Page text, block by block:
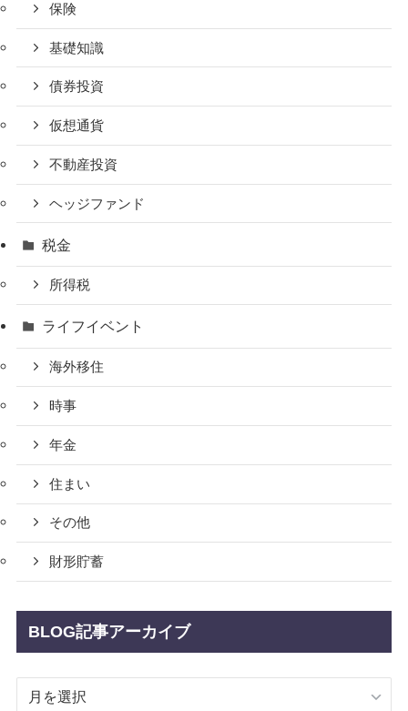
保険
基礎知識
債券投資
仮想通貨
不動産投資
ヘッジファンド
税金
所得税
ライフイベント
海外移住
時事
年金
住まい
その他
財形貯蓄
BLOG記事アーカイブ
BLOG